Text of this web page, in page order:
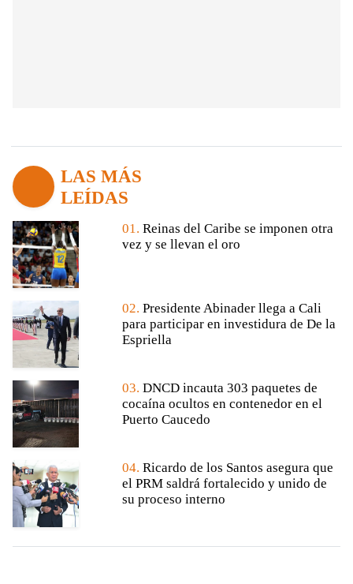
LAS MÁS
LEÍDAS
01. Reinas del Caribe se imponen otra
vez y se llevan el oro
02. Presidente Abinader llega a Cali
para participar en investidura de De la
Espriella
03. DNCD incauta 303 paquetes de
cocaína ocultos en contenedor en el
Puerto Caucedo
04. Ricardo de los Santos asegura que
el PRM saldrá fortalecido y unido de
su proceso interno